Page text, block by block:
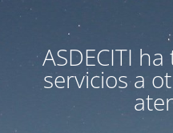
ASDECITI
servicios a